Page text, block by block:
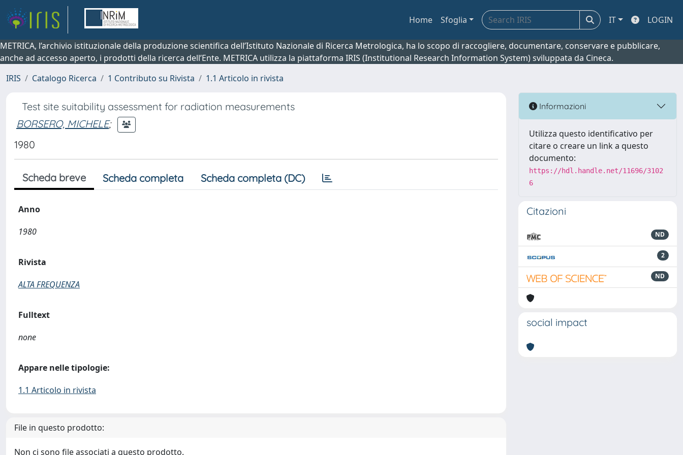
Home Sfoglia IT LOGIN
METRICA, l’archivio istituzionale della produzione scientifica dell’Istituto Nazionale di Ricerca Metrologica, ha lo scopo di raccogliere, documentare, conservare e pubblicare,
anche ad accesso aperto, i prodotti della ricerca dell’Ente. METRICA utilizza la piattaforma IRIS (Institutional Research Information System) sviluppata da Cineca.
IRIS
Catalogo Ricerca 1 Contributo su Rivista 1.1 Articolo in rivista
Test site suitability assessment for radiation measurements
BORSERO, MICHELE;
1980
Scheda breve Scheda completa Scheda completa (DC)
Anno
1980
Rivista
ALTA FREQUENZA
Fulltext
none
Appare nelle tipologie:
1.1 Articolo in rivista
File in questo prodotto:
Non ci sono file associati a questo prodotto.
Informazioni
Utilizza questo identificativo per
citare o creare un link a questo
documento:
https://hdl.handle.net/11696/3102
6
Citazioni
ND
2
ND
social impact